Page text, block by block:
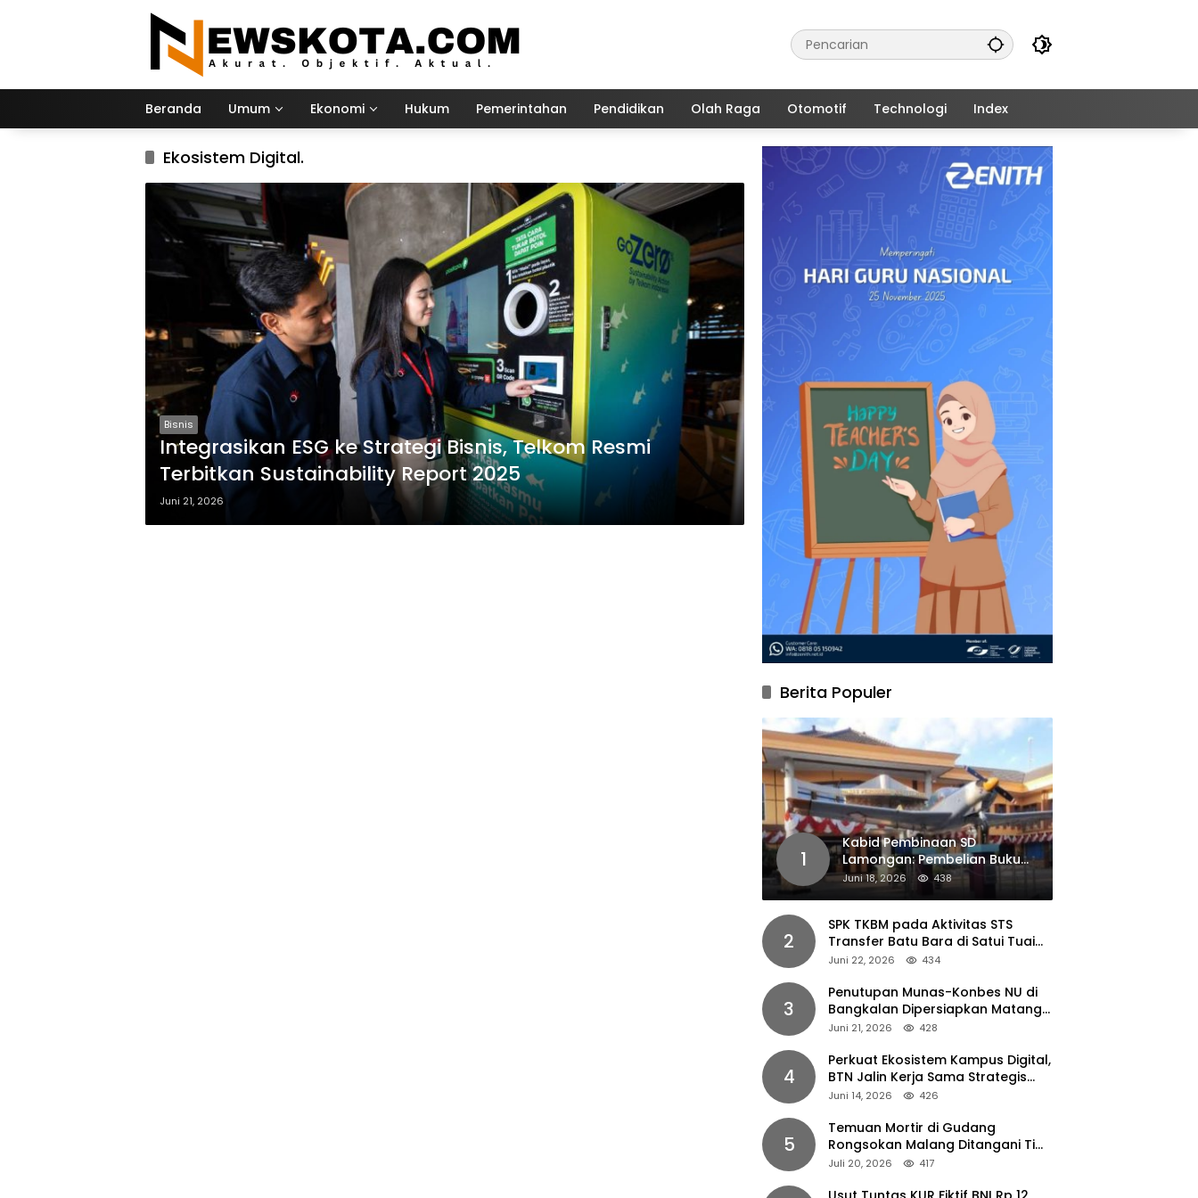
Beranda Umum Ekonomi Hukum Pemerintahan Pendidikan Olah Raga Otomotif Technologi Index
Ekosistem Digital.
Bisnis
Integrasikan ESG ke Strategi Bisnis, Telkom Resmi
Terbitkan Sustainability Report 2025
Juni 21, 2026
Berita Populer
1
Kabid Pembinaan SD
Lamongan: Pembelian Buku
Pendamping Tidak Boleh
Dipaksakan
Juni 18, 2026 438
2
SPK TKBM pada Aktivitas STS
Transfer Batu Bara di Satui Tuai
Sorotan
Juni 22, 2026 434
3
Penutupan Munas-Konbes NU di
Bangkalan Dipersiapkan Matang,
Gus Ipul Turun Tangan
Juni 21, 2026 428
4
Perkuat Ekosistem Kampus Digital,
BTN Jalin Kerja Sama Strategis
dengan UNAIR
Juni 14, 2026 426
5
Temuan Mortir di Gudang
Rongsokan Malang Ditangani Tim
Gegana Polda Jatim
Juli 20, 2026 417